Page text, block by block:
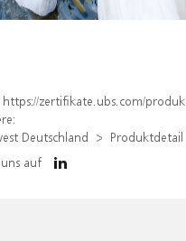
https://zertifikate.ubs.com/produkt/detail/index/isin/DE000WA3P1A6
Deutschland
Produktdetail
auf